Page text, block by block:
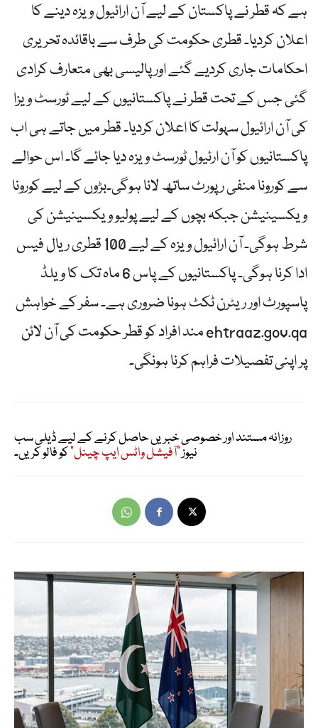
ہے کہ قطر نے پاکستان کے لیے آن ارائیول ویزہ دینے کا
اعلان کردیا۔ قطری حکومت کی طرف سے باقائدہ تحریری
احکامات جاری کردیے گئے اور پالیسی بھی متعارف کرادی
گئی جس کے تحت قطر نے پاکستانیوں کے لیے ٹورسٹ ویزا
کی آن ارائیول سہولت کا اعلان کردیا۔ قطر میں جاتے ہی اب
پاکستانیوں کو آن ارئیول ٹورسٹ ویزہ دیا جائے گا۔ اس حوالے
سے کورونا منفی رپورٹ ساتھ لانا ہوگی۔بڑوں کے لیے کورونا
ویکسینیشن جبکہ بچوں کے لیے پولیو ویکسینیشن کی
شرط ہوگی۔ آن ارائیول ویزہ کے لیے 100 قطری ریال فیس
ادا کرنا ہوگی۔ پاکستانیوں کے پاس 6 ماہ تک کا ویلڈ
پاسپورٹ اور ریٹرن ٹکٹ ہونا ضروری ہے۔ سفر کے خواہش
مند افراد کو قطر حکومت کی آن لائن ehtraaz.gov.qa
پر اپنی تفصیلات فراہم کرنا ہونگی۔
روزانہ مستند اور خصوصی خبریں حاصل کرنے کے لیے ڈیلی سب
نیوز"آفیشل واٹس ایپ چینل"کو فالو کریں۔